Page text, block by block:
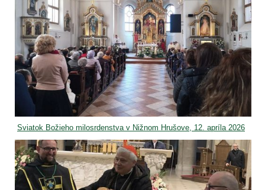
Sviatok Božieho milosrdenstva v Nižnom Hrušove, 12. apríla 2026